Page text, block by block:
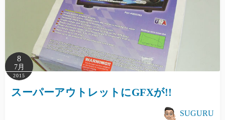
8
7月
2015
スーパーアウトレットにGFXが!!
SUGURU